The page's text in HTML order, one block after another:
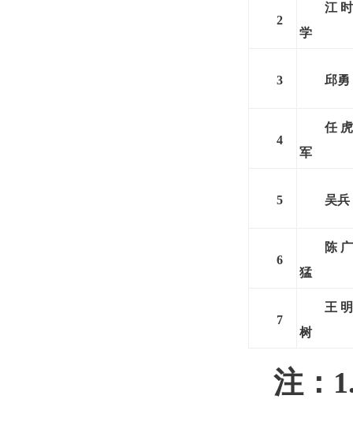
2
江时
学
3 邱勇
4
任虎
军
5 吴兵
6
陈广
猛
7
王明
树
注：